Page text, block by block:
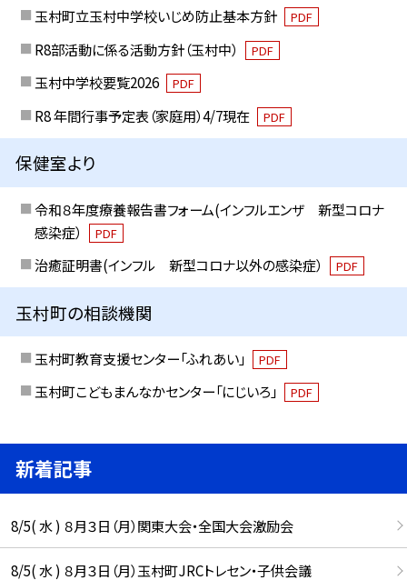
玉村町立玉村中学校いじめ防止基本方針 PDF
R8部活動に係る活動方針（玉村中） PDF
玉村中学校要覧2026 PDF
R8 年間行事予定表（家庭用）4/7現在 PDF
保健室より
令和８年度療養報告書フォーム(インフルエンザ 新型コロナ
感染症）
PDF
治癒証明書(インフル 新型コロナ以外の感染症） PDF
玉村町の相談機関
玉村町教育支援センター「ふれあい」 PDF
玉村町こどもまんなかセンター「にじいろ」 PDF
新着記事
8/5( 水 ) ８月３日（月）関東大会・全国大会激励会
8/5( 水 ) ８月３日（月）玉村町JRCトレセン・子供会議